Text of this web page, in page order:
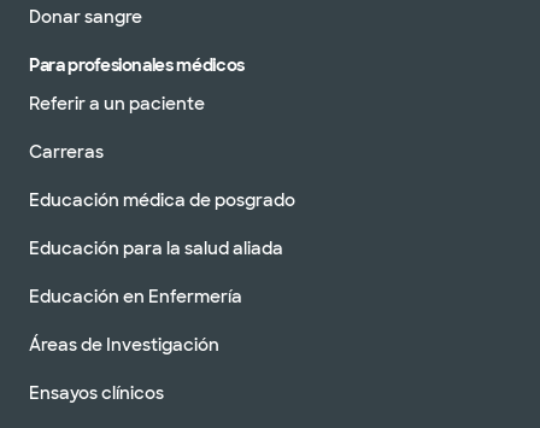
Donar sangre
Para profesionales médicos
Referir a un paciente
Carreras
Educación médica de posgrado
Educación para la salud aliada
Educación en Enfermería
Áreas de Investigación
Ensayos clínicos